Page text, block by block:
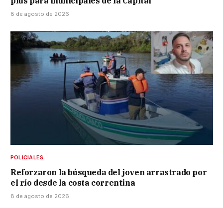
8 de agosto de 2026
POLICIALES
Reforzaron la búsqueda del joven arrastrado por
el río desde la costa correntina
8 de agosto de 2026